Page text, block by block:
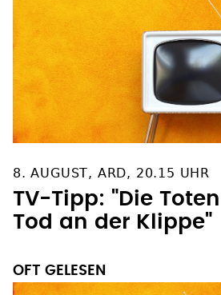
8. AUGUST, ARD, 20.15 UHR
TV-Tipp: "Die
Tod an der Klippe"
OFT GELESEN